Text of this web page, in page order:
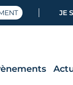
JE